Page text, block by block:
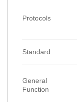
Protocols
Standard
General
Function